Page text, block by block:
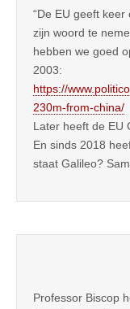
“De EU geeft
zijn woord te
hebben we goed
2003:
https://
230m-from-china/
Later heeft de EU
En sinds 2018
staat Galileo?
Professor Biscop